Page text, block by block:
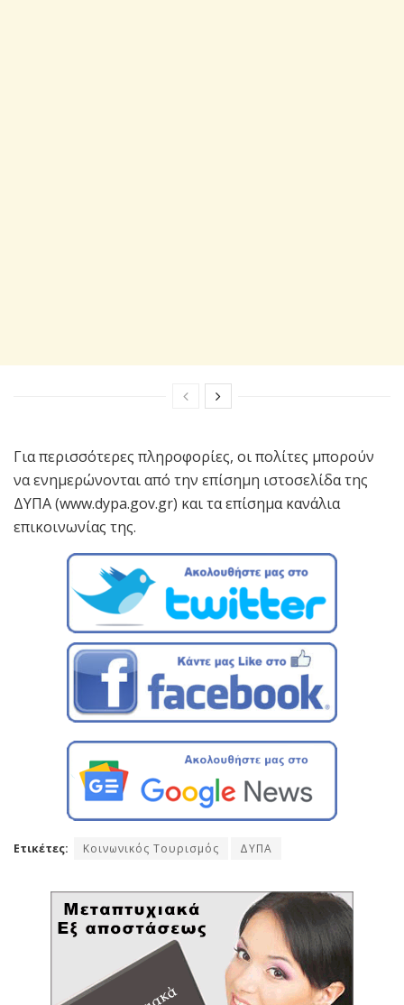
Για περισσότερες πληροφορίες, οι πολίτες μπορούν
να ενημερώνονται από την επίσημη ιστοσελίδα της
ΔΥΠΑ (www.dypa.gov.gr) και τα επίσημα κανάλια
επικοινωνίας της.
Ετικέτες: Κοινωνικός Τουρισμός ΔΥΠΑ